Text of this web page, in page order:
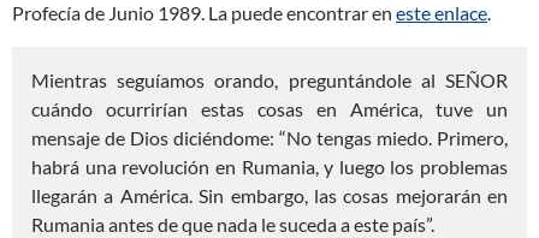
Profecía de Junio 1989. La puede encontrar en este enlace.
Mientras seguíamos orando, preguntándole al SEÑOR
cuándo ocurrirían estas cosas en América, tuve un
mensaje de Dios diciéndome: “No tengas miedo. Primero,
habrá una revolución en Rumania, y luego los problemas
llegarán a América. Sin embargo, las cosas mejorarán en
Rumania antes de que nada le suceda a este país”.